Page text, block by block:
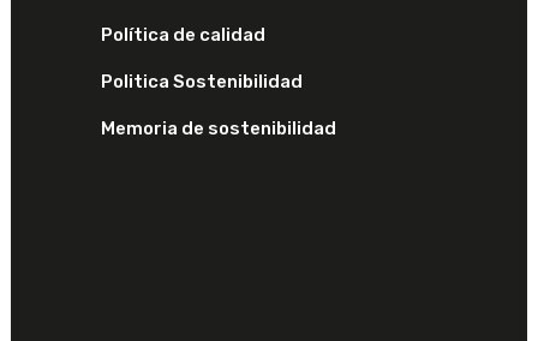
Política de calidad
Politica Sostenibilidad
Memoria de sostenibilidad